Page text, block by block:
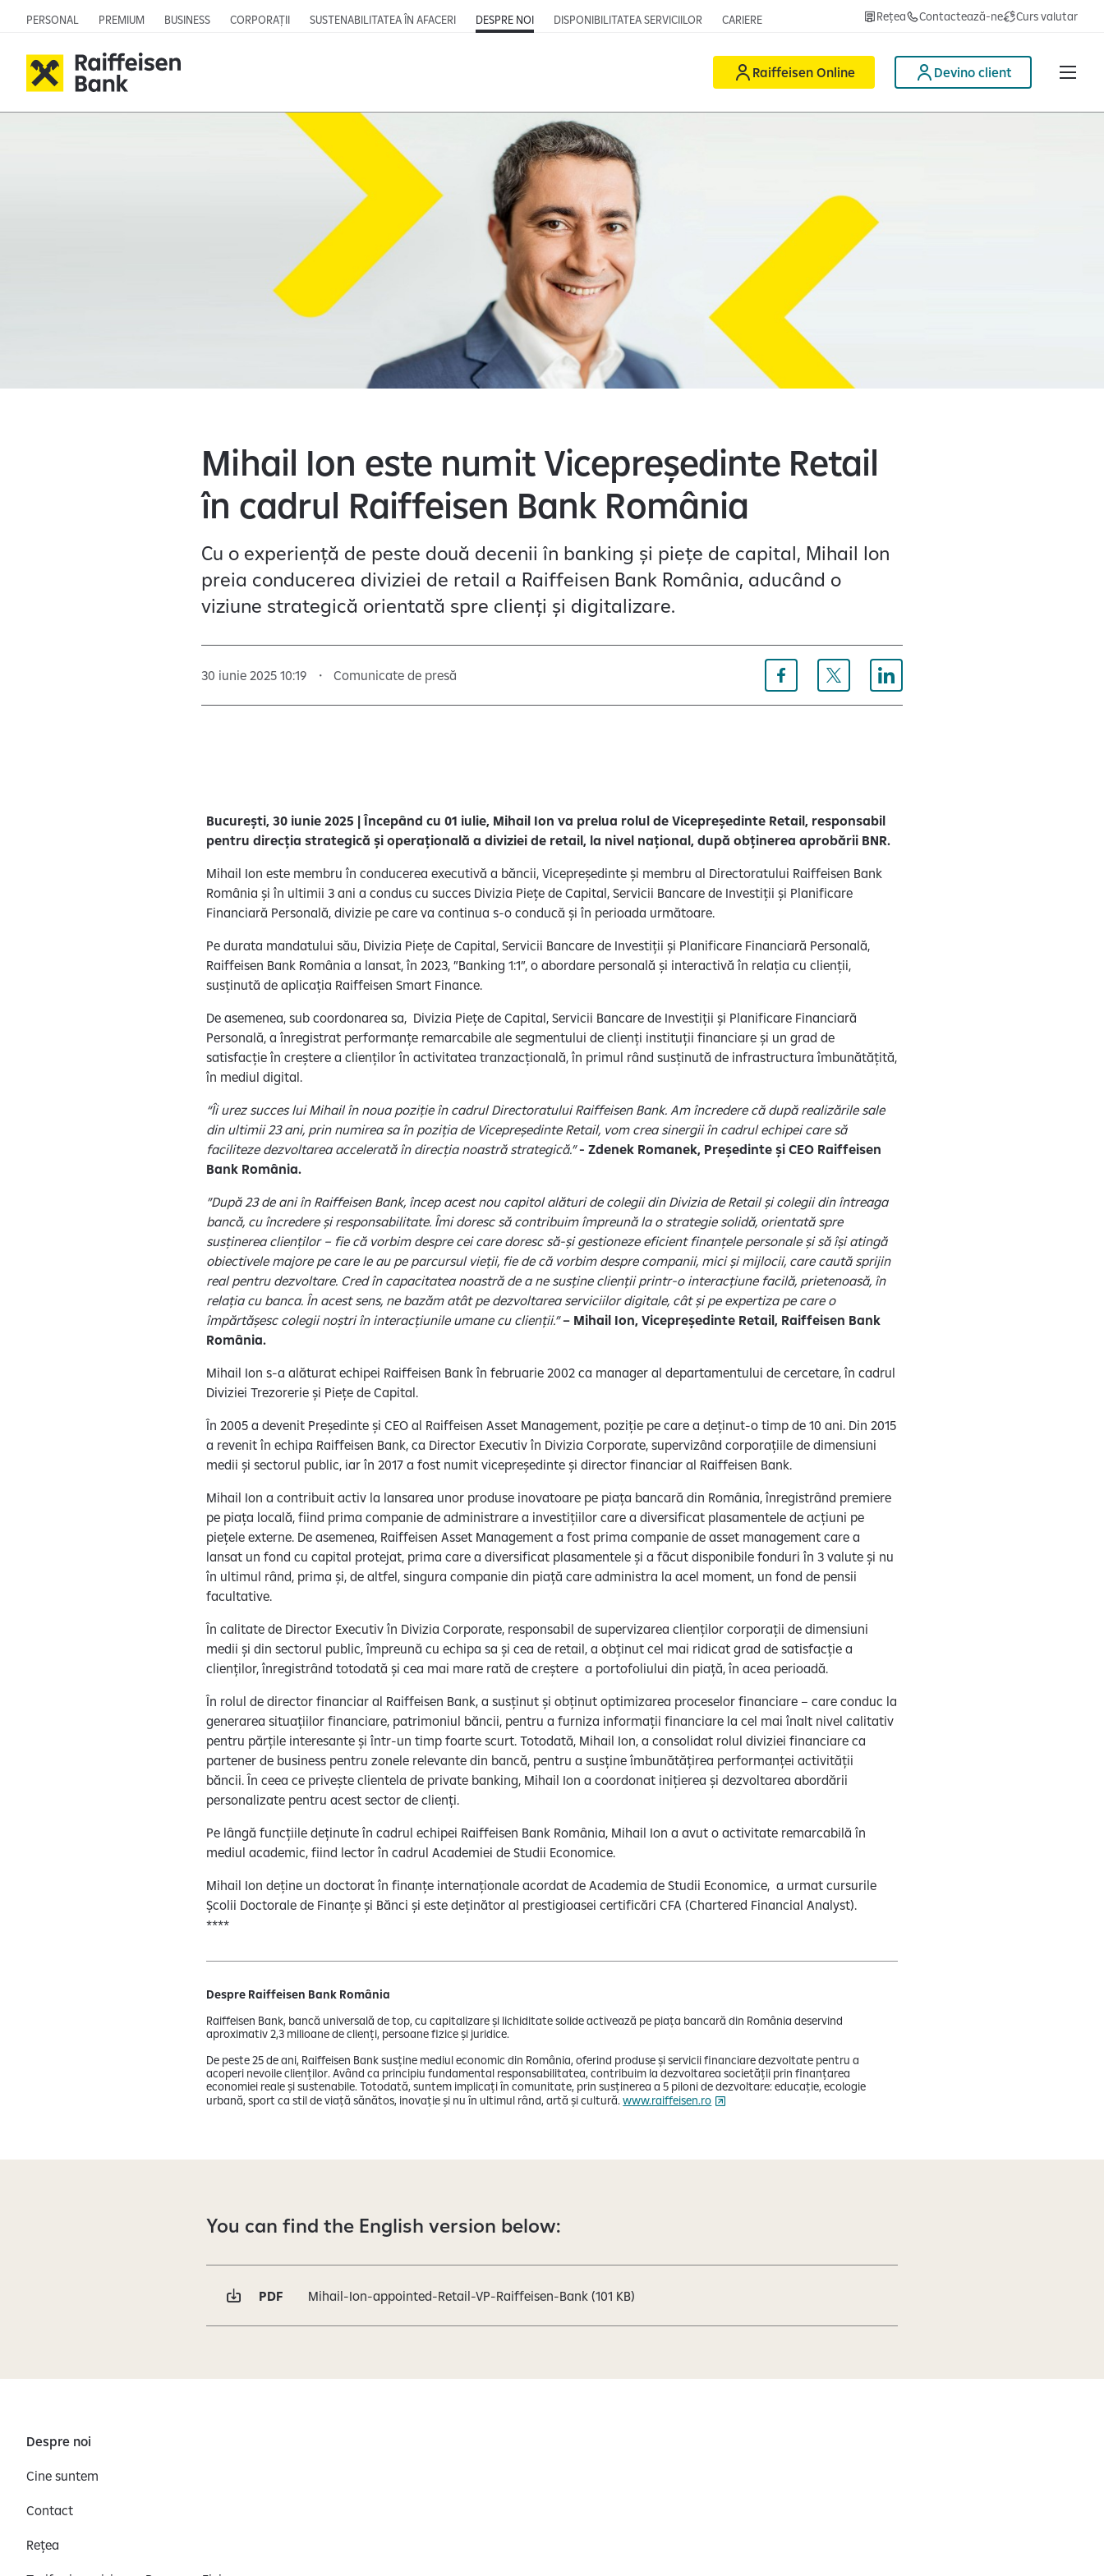
PERSONAL PREMIUM BUSINESS CORPORAȚII SUSTENABILITATEA ÎN AFACERI DESPRE NOI DISPONIBILITATEA SERVICIILOR CARIERE Rețea Contactează-ne Curs valutar
Raiffeisen Online Devino client
Mihail Ion este numit Vicepreședinte Retail
în cadrul Raiffeisen Bank România
Cu o experiență de peste două decenii în banking și piețe de capital, Mihail Ion
preia conducerea diviziei de retail a Raiffeisen Bank România, aducând o
viziune strategică orientată spre clienți și digitalizare.
30 iunie 2025 10:19 Comunicate de presă
București, 30 iunie 2025 | Începând cu 01 iulie, Mihail Ion va prelua rolul de Vicepreședinte Retail, responsabil
pentru direcția strategică și operațională a diviziei de retail, la nivel național, după obținerea aprobării BNR.
Mihail Ion este membru în conducerea executivă a băncii, Vicepreședinte și membru al Directoratului Raiffeisen Bank
România și în ultimii 3 ani a condus cu succes Divizia Piețe de Capital, Servicii Bancare de Investiții și Planificare
Financiară Personală, divizie pe care va continua s-o conducă și în perioada următoare.
Pe durata mandatului său, Divizia Piețe de Capital, Servicii Bancare de Investiții și Planificare Financiară Personală,
Raiffeisen Bank România a lansat, în 2023, ”Banking 1:1”, o abordare personală și interactivă în relația cu clienții,
susținută de aplicația Raiffeisen Smart Finance.
De asemenea, sub coordonarea sa, Divizia Piețe de Capital, Servicii Bancare de Investiții și Planificare Financiară
Personală, a înregistrat performanțe remarcabile ale segmentului de clienți instituții financiare și un grad de
satisfacție în creștere a clienților în activitatea tranzacțională, în primul rând susținută de infrastructura îmbunătățită,
în mediul digital.
“Îi urez succes lui Mihail în noua poziție în cadrul Directoratului Raiffeisen Bank. Am încredere că după realizările sale
din ultimii 23 ani, prin numirea sa în poziția de Vicepreședinte Retail, vom crea sinergii în cadrul echipei care să
faciliteze dezvoltarea accelerată în direcția noastră strategică.” - Zdenek Romanek, Președinte și CEO Raiffeisen
Bank România.
”După 23 de ani în Raiffeisen Bank, încep acest nou capitol alături de colegii din Divizia de Retail și colegii din întreaga
bancă, cu încredere și responsabilitate. Îmi doresc să contribuim împreună la o strategie solidă, orientată spre
susținerea clienților – fie că vorbim despre cei care doresc să-și gestioneze eficient finanțele personale și să își atingă
obiectivele majore pe care le au pe parcursul vieții, fie de că vorbim despre companii, mici și mijlocii, care caută sprijin
real pentru dezvoltare. Cred în capacitatea noastră de a ne susține clienții printr-o interacțiune facilă, prietenoasă, în
relația cu banca. În acest sens, ne bazăm atât pe dezvoltarea serviciilor digitale, cât și pe expertiza pe care o
împărtășesc colegii noștri în interacțiunile umane cu clienții.” – Mihail Ion, Vicepreședinte Retail, Raiffeisen Bank
România.
Mihail Ion s-a alăturat echipei Raiffeisen Bank în februarie 2002 ca manager al departamentului de cercetare, în cadrul
Diviziei Trezorerie și Piețe de Capital.
În 2005 a devenit Președinte și CEO al Raiffeisen Asset Management, poziție pe care a deținut-o timp de 10 ani. Din 2015
a revenit în echipa Raiffeisen Bank, ca Director Executiv în Divizia Corporate, supervizând corporațiile de dimensiuni
medii și sectorul public, iar în 2017 a fost numit vicepreședinte și director financiar al Raiffeisen Bank.
Mihail Ion a contribuit activ la lansarea unor produse inovatoare pe piața bancară din România, înregistrând premiere
pe piața locală, fiind prima companie de administrare a investițiilor care a diversificat plasamentele de acțiuni pe
piețele externe. De asemenea, Raiffeisen Asset Management a fost prima companie de asset management care a
lansat un fond cu capital protejat, prima care a diversificat plasamentele și a făcut disponibile fonduri în 3 valute și nu
în ultimul rând, prima și, de altfel, singura companie din piață care administra la acel moment, un fond de pensii
facultative.
În calitate de Director Executiv în Divizia Corporate, responsabil de supervizarea clienților corporații de dimensiuni
medii și din sectorul public, împreună cu echipa sa și cea de retail, a obținut cel mai ridicat grad de satisfacție a
clienților, înregistrând totodată și cea mai mare rată de creștere a portofoliului din piață, în acea perioadă.
În rolul de director financiar al Raiffeisen Bank, a susținut și obținut optimizarea proceselor financiare – care conduc la
generarea situațiilor financiare, patrimoniul băncii, pentru a furniza informații financiare la cel mai înalt nivel calitativ
pentru părțile interesante și într-un timp foarte scurt. Totodată, Mihail Ion, a consolidat rolul diviziei financiare ca
partener de business pentru zonele relevante din bancă, pentru a susține îmbunătățirea performanței activității
băncii. În ceea ce privește clientela de private banking, Mihail Ion a coordonat inițierea și dezvoltarea abordării
personalizate pentru acest sector de clienți.
Pe lângă funcțiile deținute în cadrul echipei Raiffeisen Bank România, Mihail Ion a avut o activitate remarcabilă în
mediul academic, fiind lector în cadrul Academiei de Studii Economice.
Mihail Ion deține un doctorat în finanțe internaționale acordat de Academia de Studii Economice, a urmat cursurile
Școlii Doctorale de Finanțe și Bănci și este deținător al prestigioasei certificări CFA (Chartered Financial Analyst).
****
Despre Raiffeisen Bank România
Raiffeisen Bank, bancă universală de top, cu capitalizare și lichiditate solide activează pe piața bancară din România deservind
aproximativ 2,3 milioane de clienți, persoane fizice și juridice.
De peste 25 de ani, Raiffeisen Bank susține mediul economic din România, oferind produse și servicii financiare dezvoltate pentru a
acoperi nevoile clienților. Având ca principiu fundamental responsabilitatea, contribuim la dezvoltarea societății prin finanțarea
economiei reale și sustenabile. Totodată, suntem implicați în comunitate, prin susținerea a 5 piloni de dezvoltare: educație, ecologie
urbană, sport ca stil de viață sănătos, inovație și nu în ultimul rând, artă și cultură.www.raiffeisen.ro
You can find the English version below:
PDF Mihail-Ion-appointed-Retail-VP-Raiffeisen-Bank (101 KB)
Despre noi
Cine suntem
Contact
Rețea